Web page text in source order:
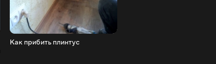
Как прибить плинтус